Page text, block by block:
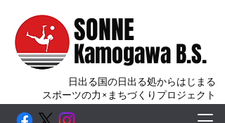
SONNE
Kamogawa B.S.
日出る国の日出る処からはじまる
スポーツの力×まちづくりプロジェクト